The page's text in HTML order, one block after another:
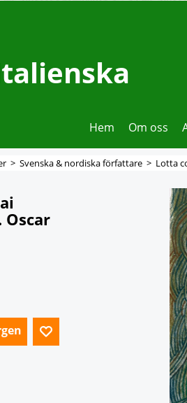
Hem Om oss
> Svenska & nordiska författare > Lotta
Oscar